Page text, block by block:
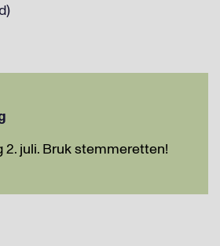
juli. Bruk stemmeretten!